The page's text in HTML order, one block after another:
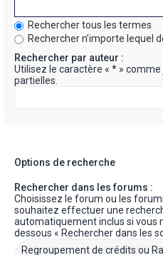
Rechercher tous les termes
Rechercher n’importe lequel
Rechercher par auteur :
Utilisez le caractère « * »
partielles.
Options de recherche
Rechercher dans les forums :
Choisissez le forum ou les
souhaitez effectuer une
automatiquement inclus si vous
dessous « Rechercher dans les